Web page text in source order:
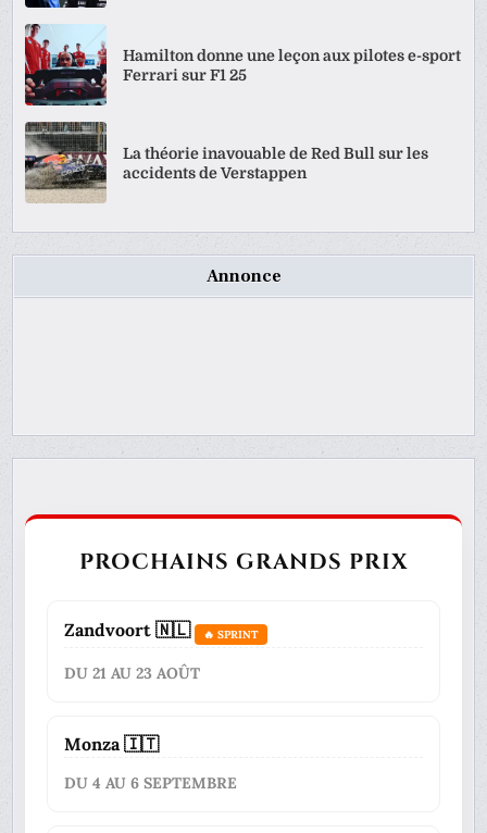
Hamilton donne une leçon aux pilotes e-sport
Ferrari sur F1 25
La théorie inavouable de Red Bull sur les
accidents de Verstappen
Annonce
PROCHAINS GRANDS PRIX
Zandvoort 🇳🇱 🔥 SPRINT
DU 21 AU 23 AOÛT
Monza 🇮🇹
DU 4 AU 6 SEPTEMBRE